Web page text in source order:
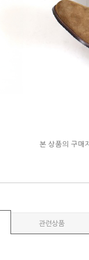
본 상품의 구매
관련상품